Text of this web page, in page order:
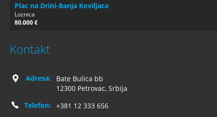
Plac na Drini-Banja Koviljaca
Loznica
80.000 €
Kontakt
Adresa:
Bate Bulica bb
12300 Petrovac, Srbija
Telefon:
+381 12 333 656